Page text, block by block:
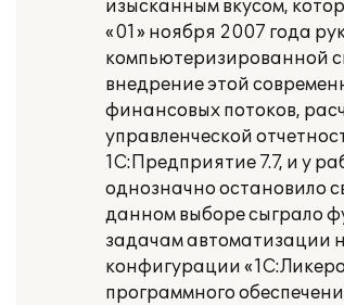
изысканным вкусом,
«01» ноября 2007 года
компьютеризированной
внедрение этой
финансовых потоков,
управленческой
1С:Предприятие 7.7, и у
однозначно остановило
данном выборе сыграло
задачам автоматизации
конфигурации
программного